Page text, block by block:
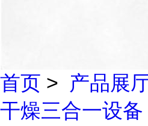
首页 > 产品展
干燥三合一设备